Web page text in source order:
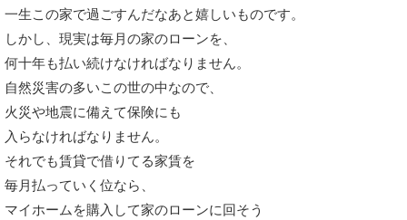
一生この家で過ごすんだなあと嬉しいものです。
しかし、現実は毎月の家のローンを、
何十年も払い続けなければなりません。
自然災害の多いこの世の中なので、
火災や地震に備えて保険にも
入らなければなりません。
それでも賃貸で借りてる家賃を
毎月払っていく位なら、
マイホームを購入して家のローンに回そう